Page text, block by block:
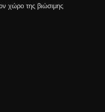
χώρο της βιώσιμης